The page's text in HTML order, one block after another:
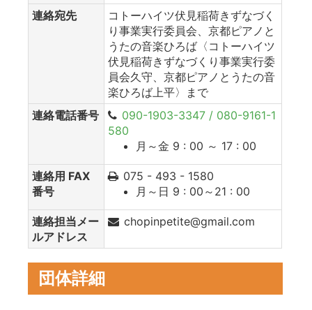
連絡宛先
コトーハイツ伏見稲荷きずなづく
り事業実行委員会、京都ピアノと
うたの音楽ひろば〈コトーハイツ
伏見稲荷きずなづくり事業実行委
員会久守、京都ピアノとうたの音
楽ひろば上平〉まで
連絡電話番号
090-1903-3347 / 080-9161-1
580
月～金 9 : 00 ～ 17 : 00
連絡用 FAX
番号
075 - 493 - 1580
月～日 9 : 00～21 : 00
連絡担当メー
ルアドレス
chopinpetite@gmail.com
団体詳細